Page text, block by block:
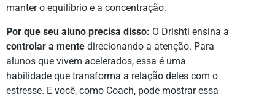
manter o equilíbrio e a concentração.
Por que seu aluno precisa disso: O Drishti ensina a
controlar a mente direcionando a atenção. Para
alunos que vivem acelerados, essa é uma
habilidade que transforma a relação deles com o
estresse. E você, como Coach, pode mostrar essa